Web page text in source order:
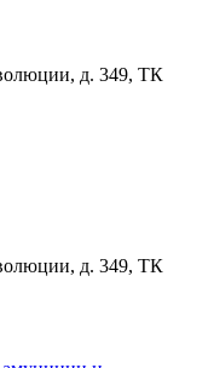
д. 349, ТК
д. 349, ТК